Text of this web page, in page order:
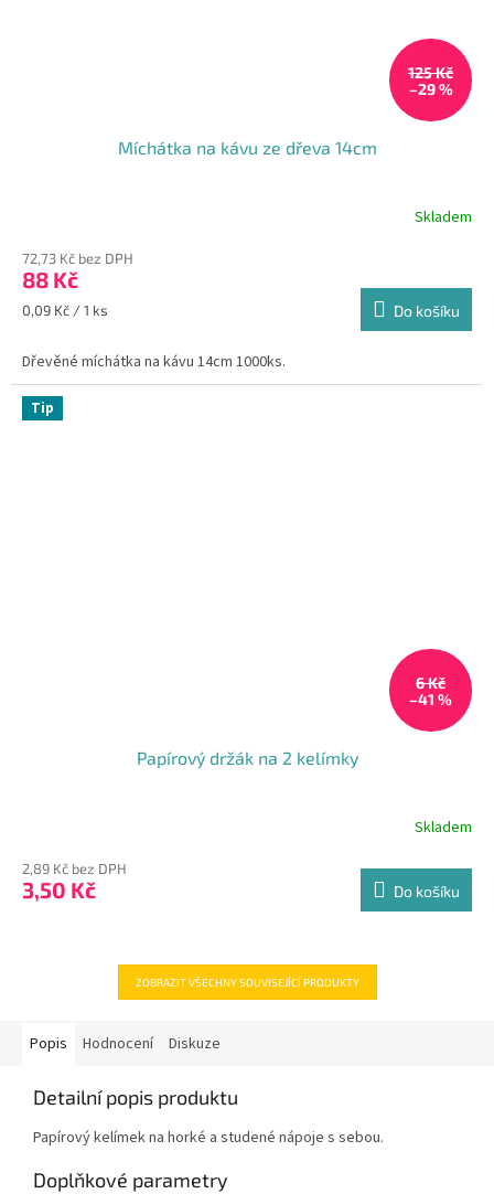
125 Kč
–29 %
Míchátka na kávu ze dřeva 14cm
produktu
je
5,0
hvězdiček.
Skladem
72,73 Kč bez DPH
88 Kč
Měrná
0,09 Kč / 1 ks Do košíku
Dřevěné míchátka na kávu 14cm 1000ks.
Tip
6 Kč
–41 %
Papírový držák na 2 kelímky
Skladem
2,89 Kč bez DPH
3,50 Kč Do košíku
ZOBRAZIT VŠECHNY SOUVISEJÍCÍ PRODUKTY
Popis Hodnocení Diskuze
Detailní popis produktu
Papírový kelímek na horké a studené nápoje s sebou.
Doplňkové parametry